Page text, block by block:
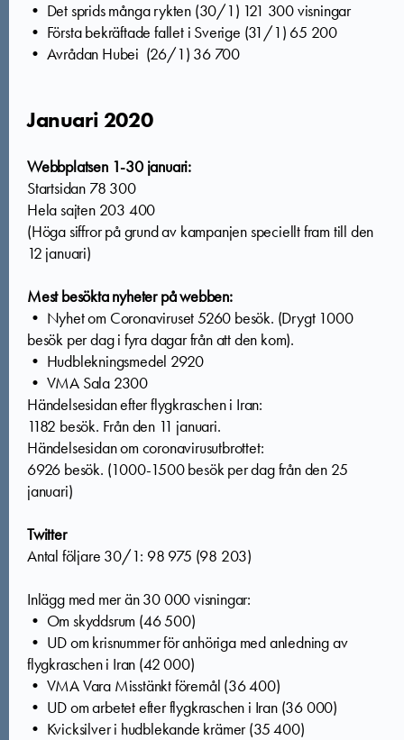
• Det sprids många rykten (30/1) 121 300 visningar
• Första bekräftade fallet i Sverige (31/1) 65 200
• Avrådan Hubei (26/1) 36 700
Januari 2020
Webbplatsen 1-30 januari:
Startsidan 78 300
Hela sajten 203 400
(Höga siffror på grund av kampanjen speciellt fram till den
12 januari)
Mest besökta nyheter på webben:
• Nyhet om Coronaviruset 5260 besök. (Drygt 1000
besök per dag i fyra dagar från att den kom).
• Hudblekningsmedel 2920
• VMA Sala 2300
Händelsesidan efter flygkraschen i Iran:
1182 besök. Från den 11 januari.
Händelsesidan om coronavirusutbrottet:
6926 besök. (1000-1500 besök per dag från den 25
januari)
Twitter
Antal följare 30/1: 98 975 (98 203)
Inlägg med mer än 30 000 visningar:
• Om skyddsrum (46 500)
• UD om krisnummer för anhöriga med anledning av
flygkraschen i Iran (42 000)
• VMA Vara Misstänkt föremål (36 400)
• UD om arbetet efter flygkraschen i Iran (36 000)
• Kvicksilver i hudblekande krämer (35 400)